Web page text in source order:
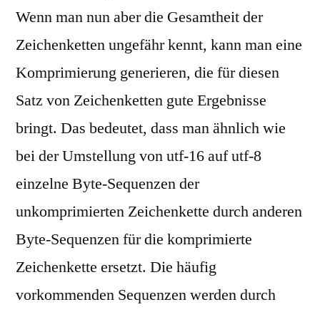
Wenn man nun aber die Gesamtheit der
Zeichenketten ungefähr kennt, kann man eine
Komprimierung generieren, die für diesen
Satz von Zeichenketten gute Ergebnisse
bringt. Das bedeutet, dass man ähnlich wie
bei der Umstellung von utf-16 auf utf-8
einzelne Byte-Sequenzen der
unkomprimierten Zeichenkette durch anderen
Byte-Sequenzen für die komprimierte
Zeichenkette ersetzt. Die häufig
vorkommenden Sequenzen werden durch